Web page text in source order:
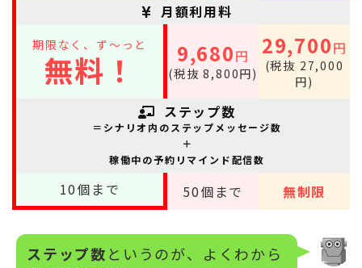
月額利用料
期限なく、ず～っと
無料！ 9,680円
(税抜 8,800円)
29,700円
(税抜 27,000
円)
ステップ数
＝シナリオ内のステップメッセージ数
＋
稼働中の予約リマインド配信数
10個まで 50個まで 無制限
ステップ数というのが、よくわから